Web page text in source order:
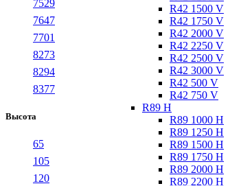
R42 1500 V
R42 1750 V
R42 2000 V
R42 2250 V
R42 2500 V
R42 3000 V
R42 500 V
R42 750 V
R89 H
R89 1000 H
R89 1250 H
R89 1500 H
R89 1750 H
R89 2000 H
R89 2200 H
7529
7647
7701
8273
8294
8377
Высота
65
105
120